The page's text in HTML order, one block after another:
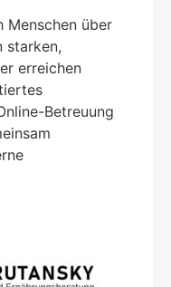
Menschen über
starken,
erreichen
Betreuung